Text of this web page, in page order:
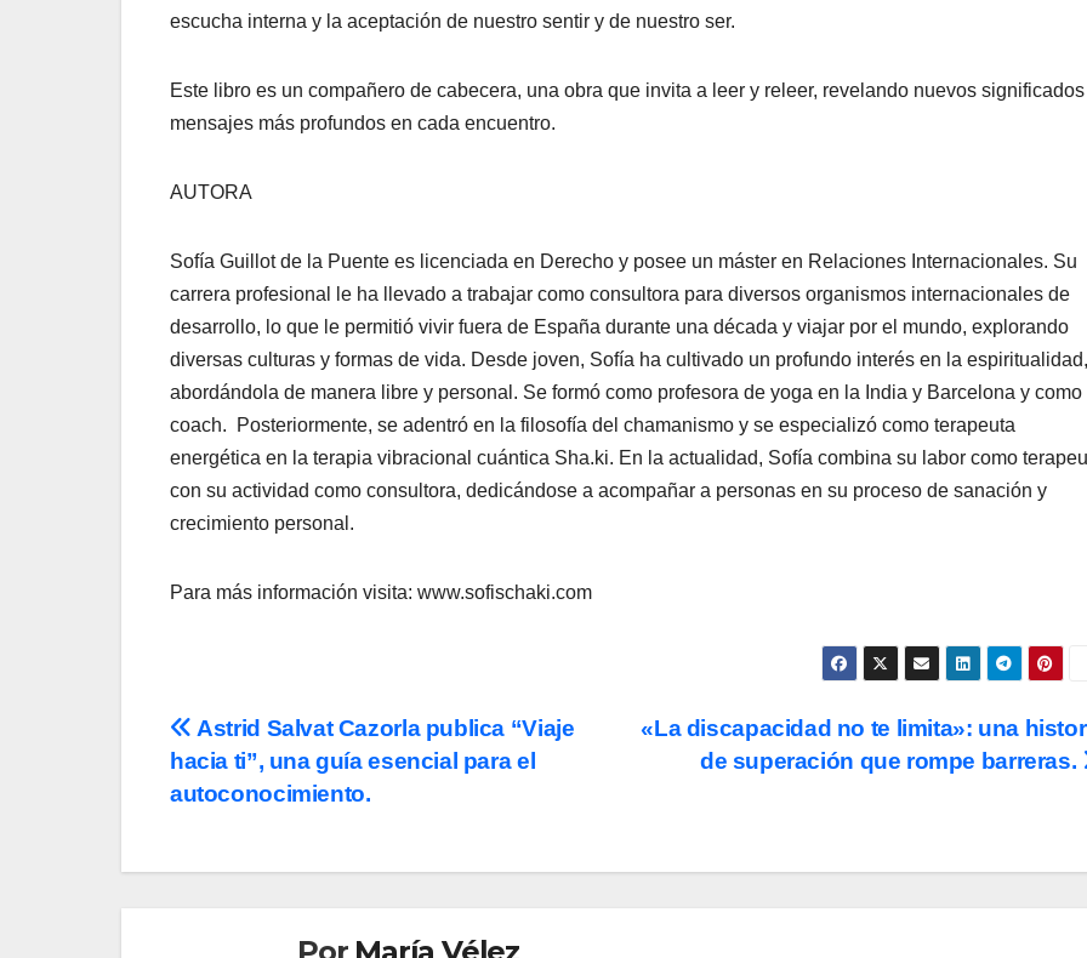
escucha interna y la aceptación de nuestro sentir y de nuestro ser.
Este libro es un compañero de cabecera, una obra que invita a leer y releer, revelando nuevos
mensajes más profundos en cada encuentro.
AUTORA
Sofía Guillot de la Puente es licenciada en Derecho y posee un máster en Relaciones Internacionales. Su
carrera profesional le ha llevado a trabajar como consultora para diversos organismos internacionales de
desarrollo, lo que le permitió vivir fuera de España durante una década y viajar por el mundo, explorando
diversas culturas y formas de vida. Desde joven, Sofía ha cultivado un profundo interés en la espiritualidad,
abordándola de manera libre y personal. Se formó como profesora de yoga en la India y Barcelona y como
coach. Posteriormente, se adentró en la filosofía del chamanismo y se especializó como terapeuta
energética en la terapia vibracional cuántica Sha.ki. En la actualidad, Sofía combina su labor como
con su actividad como consultora, dedicándose a acompañar a personas en su proceso de sanación y
crecimiento personal.
Para más información visita: www.sofischaki.com
Navegación
de
«La discapacidad no te limita»: una
de superación que rompe barreras.
Astrid Salvat Cazorla publica “Viaje
hacia ti”, una guía esencial para el
autoconocimiento.